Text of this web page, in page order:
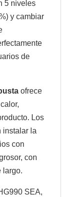
5 niveles
y cambiar
de
ofrece
Los
instalar la
con
con
largo.
SEA,